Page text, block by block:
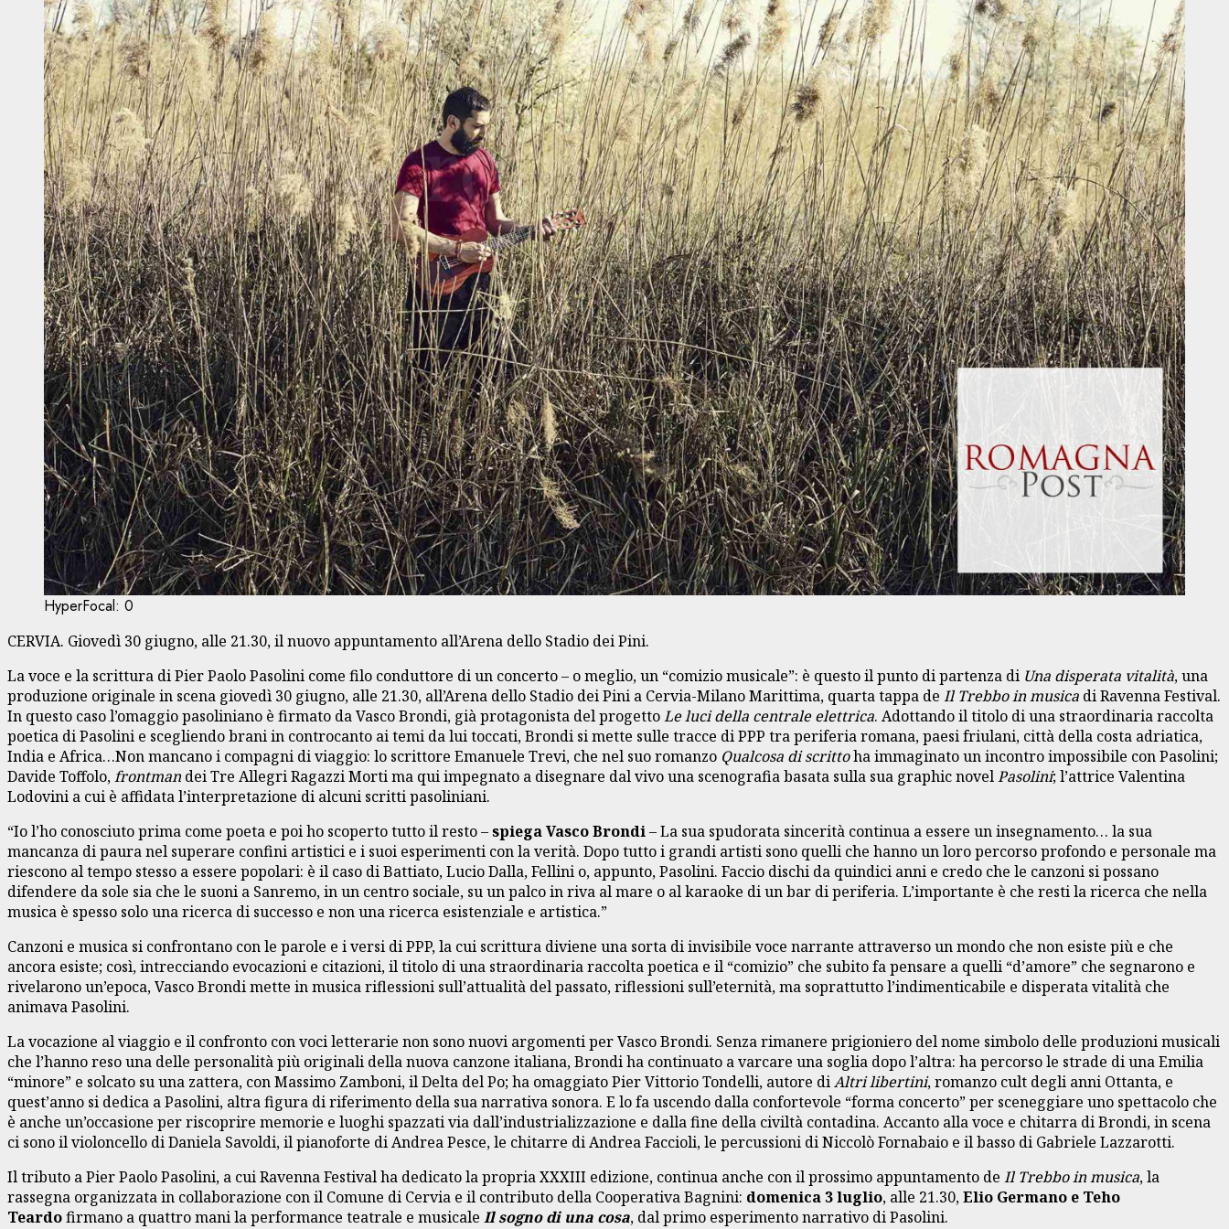
HyperFocal: 0
CERVIA. Giovedì 30 giugno, alle 21.30, il nuovo appuntamento all’Arena dello Stadio dei Pini.
La voce e la scrittura di Pier Paolo Pasolini come filo conduttore di un concerto – o meglio, un “comizio musicale”: è questo il punto di partenza di Una disperata vitalità, una
produzione originale in scena giovedì 30 giugno, alle 21.30, all’Arena dello Stadio dei Pini a Cervia-Milano Marittima, quarta tappa de Il Trebbo in musica di Ravenna Festival.
In questo caso l’omaggio pasoliniano è firmato da Vasco Brondi, già protagonista del progettoLe luci della centrale elettrica. Adottando il titolo di una straordinaria raccolta
poetica di Pasolini e scegliendo brani in controcanto ai temi da lui toccati, Brondi si mette sulle tracce di PPP tra periferia romana, paesi friulani, città della costa adriatica,
India e Africa…Non mancano i compagni di viaggio: lo scrittore Emanuele Trevi, che nel suo romanzo Qualcosa di scrittoha immaginato un incontro impossibile con Pasolini;
Davide Toffolo,frontmandei Tre Allegri Ragazzi Morti ma qui impegnato a disegnare dal vivo una scenografia basata sulla sua graphic novelPasolini; l’attrice Valentina
Lodovini a cui è affidata l’interpretazione di alcuni scritti pasoliniani.
“Io l’ho conosciuto prima come poeta e poi ho scoperto tutto il resto –spiega Vasco Brondi– La sua spudorata sincerità continua a essere un insegnamento… la sua
mancanza di paura nel superare confini artistici e i suoi esperimenti con la verità. Dopo tutto i grandi artisti sono quelli che hanno un loro percorso profondo e personale ma
riescono al tempo stesso a essere popolari: è il caso di Battiato, Lucio Dalla, Fellini o, appunto, Pasolini. Faccio dischi da quindici anni e credo che le canzoni si possano
difendere da sole sia che le suoni a Sanremo, in un centro sociale, su un palco in riva al mare o al karaoke di un bar di periferia. L’importante è che resti la ricerca che nella
musica è spesso solo una ricerca di successo e non una ricerca esistenziale e artistica.”
Canzoni e musica si confrontano con le parole e i versi di PPP, la cui scrittura diviene una sorta di invisibile voce narrante attraverso un mondo che non esiste più e che
ancora esiste; così, intrecciando evocazioni e citazioni, il titolo di una straordinaria raccolta poetica e il “comizio” che subito fa pensare a quelli “d’amore” che segnarono e
rivelarono un’epoca, Vasco Brondi mette in musica riflessioni sull’attualità del passato, riflessioni sull’eternità, ma soprattutto l’indimenticabile e disperata vitalità che
animava Pasolini.
La vocazione al viaggio e il confronto con voci letterarie non sono nuovi argomenti per Vasco Brondi. Senza rimanere prigioniero del nome simbolo delle produzioni musicali
che l’hanno reso una delle personalità più originali della nuova canzone italiana, Brondi ha continuato a varcare una soglia dopo l’altra: ha percorso le strade di una Emilia
“minore” e solcato su una zattera, con Massimo Zamboni, il Delta del Po; ha omaggiato Pier Vittorio Tondelli, autore diAltri libertini, romanzo cult degli anni Ottanta, e
quest’anno si dedica a Pasolini, altra figura di riferimento della sua narrativa sonora. E lo fa uscendo dalla confortevole “forma concerto” per sceneggiare uno spettacolo che
è anche un’occasione per riscoprire memorie e luoghi spazzati via dall’industrializzazione e dalla fine della civiltà contadina. Accanto alla voce e chitarra di Brondi, in scena
ci sono il violoncello di Daniela Savoldi, il pianoforte di Andrea Pesce, le chitarre di Andrea Faccioli, le percussioni di Niccolò Fornabaio e il basso di Gabriele Lazzarotti.
Il tributo a Pier Paolo Pasolini, a cui Ravenna Festival ha dedicato la propria XXXIII edizione, continua anche con il prossimo appuntamento de Il Trebbo in musica, la
rassegna organizzata in collaborazione con il Comune di Cervia e il contributo della Cooperativa Bagnini: domenica 3 luglio, alle 21.30,Elio Germano e Teho
Teardofirmano a quattro mani la performance teatrale e musicale Il sogno di una cosa, dal primo esperimento narrativo di Pasolini.